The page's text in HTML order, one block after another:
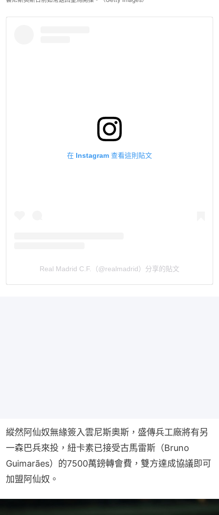
在 Instagram 查看這則貼文
Real Madrid C.F.（@realmadrid）分享的貼文
縱然阿仙奴無緣簽入雲尼斯奧斯，盛傳兵工廠將有另
一森巴兵來投，紐卡素已接受古馬雷斯（Bruno
Guimarães）的7500萬鎊轉會費，雙方達成協議即可
加盟阿仙奴。